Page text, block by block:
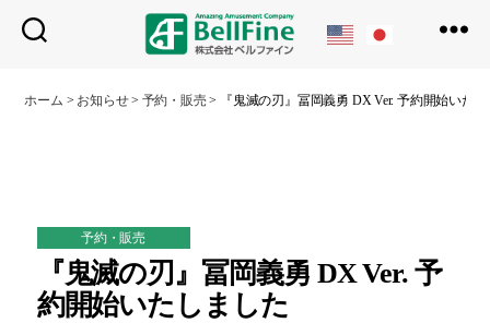
フ
ホーム > お知らせ> 予約・販売> 『鬼滅の刃』冨岡義勇 DX Ver. 予約開始いた
予約・販売
『鬼滅の刃』冨岡義勇 DX Ver. 予
約開始いたしました